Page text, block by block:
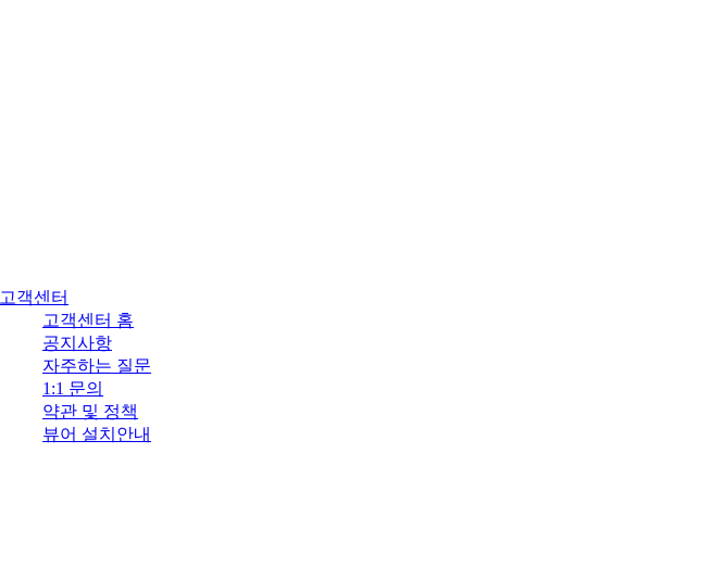
고객센터
고객센터 홈
공지사항
자주하는 질문
1:1 문의
약관 및 정책
뷰어 설치안내